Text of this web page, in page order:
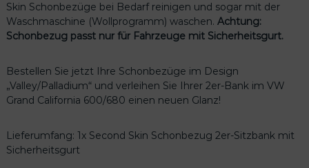
a
6
0
/
6
8
m
Skin Schonbezüge bei Bedarf reinigen und sogar mit der
Waschmaschine (Wollprogramm) waschen. Achtung:
Schonbezug passt nur für Fahrzeuge mit Sicherheitsgurt.
Bestellen Sie jetzt Ihre Schonbezüge im Design
„Valley/Palladium“ und verleihen Sie Ihrer 2er-Bank im VW
Grand California 600/680 einen neuen Glanz!
Lieferumfang: 1x Second Skin Schonbezug 2er-Sitzbank mit
Sicherheitsgurt